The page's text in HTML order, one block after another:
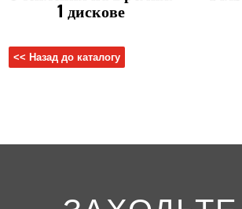
1 дискове
<< Назад до каталогу